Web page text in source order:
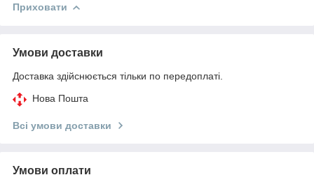
Приховати
Умови доставки
Доставка здійснюється тільки по передоплаті.
Нова Пошта
Всі умови доставки
Умови оплати